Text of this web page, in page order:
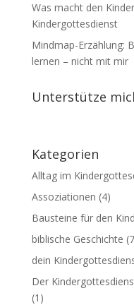
Was macht den
Kindergottesdienst
Mindmap-Erzählung:
lernen – nicht mit mir
Unterstütze
Kategorien
Alltag im
Assoziationen (4)
Bausteine für den
biblische Geschichte
dein
Der
(1)